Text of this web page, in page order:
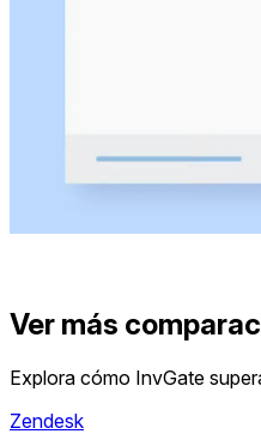
Ver más
Explora cómo InvGate
Zendesk